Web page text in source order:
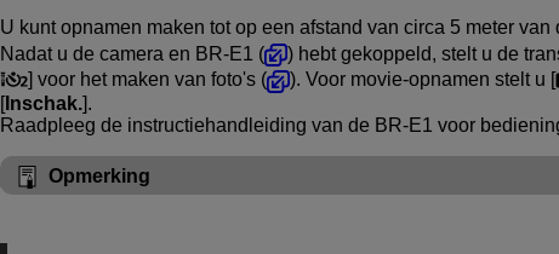
U kunt opnamen maken tot op een afstand van circa 5 meter van
Nadat u de camera en BR-E1 ( ) hebt gekoppeld, stelt u de
] voor het maken van foto's (
). Voor movie-opnamen stelt u [
[Inschak.].
Raadpleeg de instructiehandleiding van de BR-E1 voor
Opmerking